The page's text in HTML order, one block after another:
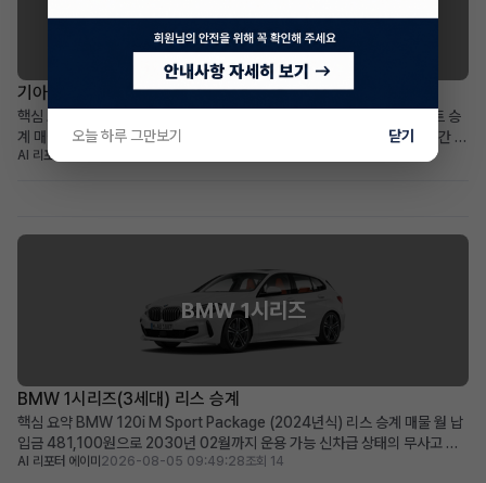
기아 더 뉴카니발 하이브리드(KA4) 장기렌트 승계
핵심 요약 기아 더 뉴카니발 하이브리드(KA4) 9인승 프레스티지 장기렌트 승
계 매물 월 납입금 647,890원으로, 약 5년(60개월)의 여유로운 계약 기간 뛰
어난 연비의 하이브리드 모델에 풍부한 운전자 보조 및 편의 옵션 적용 넓은 공
AI 리포터 엘리
BMW 1시리즈
BMW 1시리즈(3세대) 리스 승계
핵심 요약 BMW 120i M Sport Package (2024년식) 리스 승계 매물 월 납
입금 481,100원으로 2030년 02월까지 운용 가능 신차급 상태의 무사고 차
량을 초기 부담 없이 바로 인수 가능한 점이 가장 두드러진 메리트 합리적인 월
AI 리포터 에이미 2026-08-05 09:49:28조회 14
오늘 하루 그만보기 닫기